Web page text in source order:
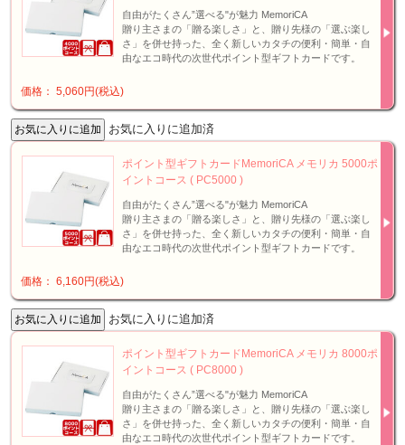
自由がたくさん”選べる"が魅力 MemoriCA
贈り主さまの「贈る楽しさ」と、贈り先様の「選ぶ楽し
さ」を併せ持った、全く新しいカタチの便利・簡単・自
由なエコ時代の次世代ポイント型ギフトカードです。
価格： 5,060円(税込)
お気に入りに追加済
ポイント型ギフトカードMemoriCA メモリカ 5000ポ
イントコース ( PC5000 )
自由がたくさん”選べる"が魅力 MemoriCA
贈り主さまの「贈る楽しさ」と、贈り先様の「選ぶ楽し
さ」を併せ持った、全く新しいカタチの便利・簡単・自
由なエコ時代の次世代ポイント型ギフトカードです。
価格： 6,160円(税込)
お気に入りに追加済
ポイント型ギフトカードMemoriCA メモリカ 8000ポ
イントコース ( PC8000 )
自由がたくさん”選べる"が魅力 MemoriCA
贈り主さまの「贈る楽しさ」と、贈り先様の「選ぶ楽し
さ」を併せ持った、全く新しいカタチの便利・簡単・自
由なエコ時代の次世代ポイント型ギフトカードです。